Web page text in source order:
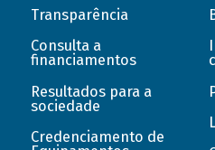
Transparência
Consulta a
financiamentos
Resultados para a
sociedade
Credenciamento de